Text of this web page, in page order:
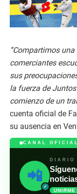
“Compartimos
comerciantes
sus
la fuerza de
comienzo de un
cuenta oficial de
su ausencia en
CANAL
📲
✓
DIARIO